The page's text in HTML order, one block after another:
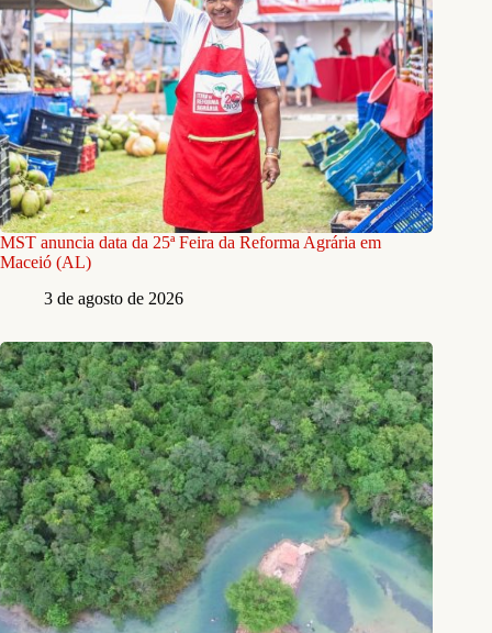
MST anuncia data da 25ª Feira da Reforma Agrária em
Maceió (AL)
3 de agosto de 2026